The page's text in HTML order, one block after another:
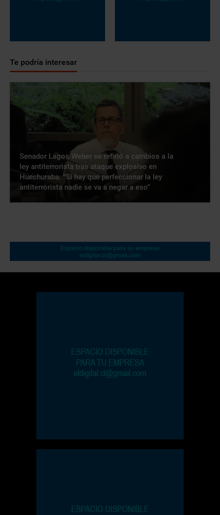
Te podría interesar
Senador Lagos Weber se refirió a cambios a la
ley antiterrorista tras ataque explosivo en
Huechuraba. “Si hay que perfeccionar la ley
antiterrorista nadie se va a negar a eso”